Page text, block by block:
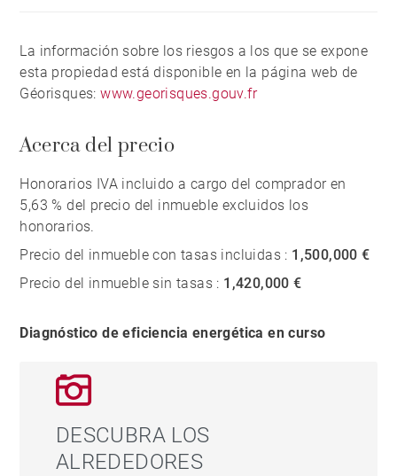
La información sobre los riesgos a los que se expone
esta propiedad está disponible en la página web de
Géorisques:www.georisques.gouv.fr
Acerca del precio
Honorarios IVA incluido a cargo del comprador en
5,63 % del precio del inmueble excluidos los
honorarios.
Precio del inmueble con tasas incluidas : 1,500,000 €
Precio del inmueble sin tasas : 1,420,000 €
Diagnóstico de eficiencia energética en curso
DESCUBRA LOS
ALREDEDORES